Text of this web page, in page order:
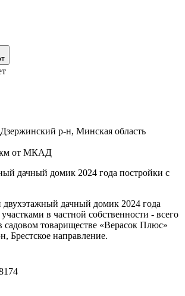
р-н, Минская область
от МКАД
дачный домик 2024 года постройки с
дачный домик 2024 года
в частной собственности - всего
товариществе «Верасок Плюс»
Брестское направление.